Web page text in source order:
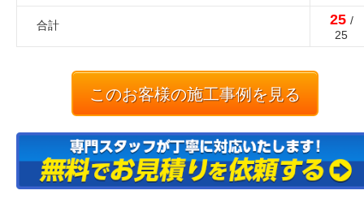
合計 25 /
25
このお客様の施工事例を見る